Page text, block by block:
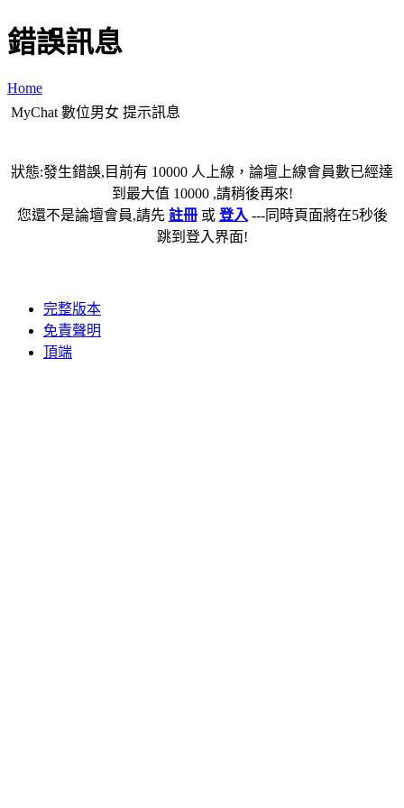
錯誤訊息
Home
MyChat 數位男女 提示訊息
狀態:發生錯誤,目前有 10000 人上線，論壇上線會員數已經達
到最大值 10000 ,請稍後再來!
您還不是論壇會員,請先 註冊或 登入 ---同時頁面將在5秒後
跳到登入界面!
完整版本
免責聲明
頂端